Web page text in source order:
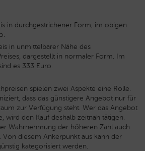
in durchgestrichener Form, im obigen
in unmittelbarer Nähe des
dargestellt in normaler Form. Im
es 333 Euro.
spielen zwei Aspekte eine Rolle.
dass das günstigere Angebot nur für
zur Verfügung steht. Wer das Angebot
wird den Kauf deshalb zeitnah tätigen.
Wahrnehmung der höheren Zahl auch
Von diesem Ankerpunkt aus kann der
kategorisiert werden.